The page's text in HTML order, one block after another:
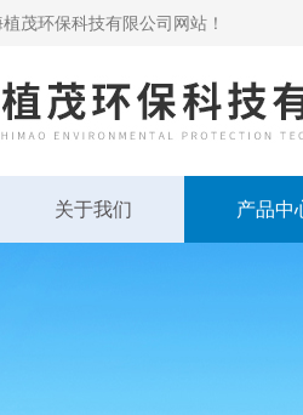
茂环保科技有限公司网站！
关于我们 产品中